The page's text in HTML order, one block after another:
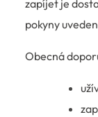
zapíjet je
pokyny
Obecná